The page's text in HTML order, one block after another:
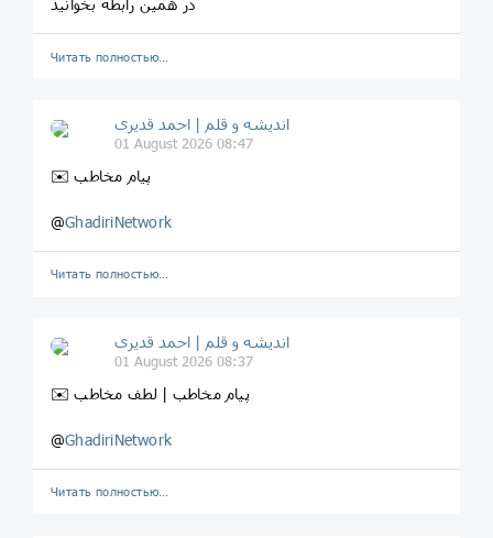
در همین رابطه بخوانید
Читать полностью…
اندیشه و قلم | احمد قدیری
01 August 2026 08:47
✉️ پیام مخاطب
@GhadiriNetwork
Читать полностью…
اندیشه و قلم | احمد قدیری
01 August 2026 08:37
✉️ پیام مخاطب | لطف مخاطب
@GhadiriNetwork
Читать полностью…